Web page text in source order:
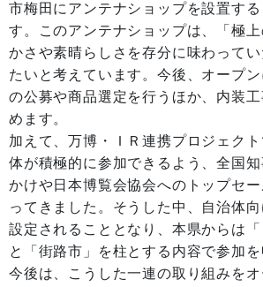
市梅田にアンテナショップを設置する
す。このアンテナショップは、「極
かさや素晴らしさを存分に味わって
たいと考えています。今後、オープ
の公募や商品選定を行うほか、内装
めます。
加えて、万博・ＩＲ連携プロジェク
体が積極的に参加できるよう、全国
かけや日本博覧会協会へのトップセ
ってきました。そうした中、自治体
設定されることとなり、本県からは「
と「街路市」を柱とする内容で参加を
今後は、こうした一連の取り組みを